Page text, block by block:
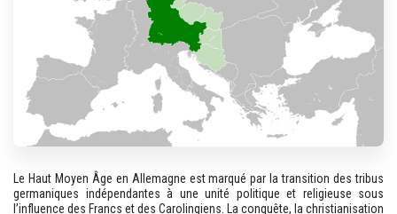
Le Haut Moyen Âge en Allemagne est marqué par la transition des tribus
germaniques indépendantes à une unité politique et religieuse sous
l’influence des Francs et des Carolingiens. La conquête, la christianisation